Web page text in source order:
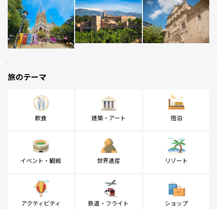
旅のテーマ
飲食 建築・アート 宿泊
イベント・観戦 世界遺産 リゾート
アクティビティ 鉄道・フライト ショップ